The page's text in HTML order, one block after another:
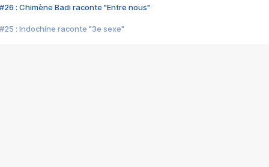
#26 : Chimène Badi raconte "Entre nous"
#25 : Indochine raconte "3e sexe"